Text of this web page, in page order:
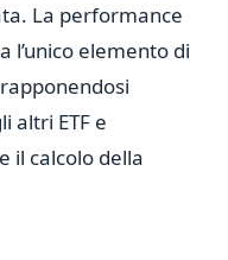
La performance
l’unico elemento di
altri ETF e
il calcolo della